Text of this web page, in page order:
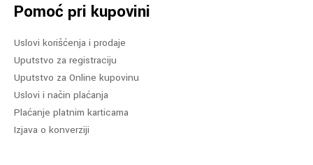
Pomoć pri kupovini
Uslovi korišćenja i prodaje
Uputstvo za registraciju
Uputstvo za Online kupovinu
Uslovi i način plaćanja
Plaćanje platnim karticama
Izjava o konverziji